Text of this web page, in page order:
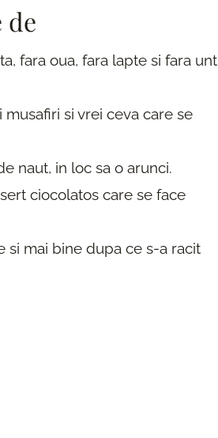
de
fara oua, fara lapte si fara unt
si vrei ceva care se
naut, in loc sa o arunci.
ciocolatos care se face
si mai bine dupa ce s-a racit